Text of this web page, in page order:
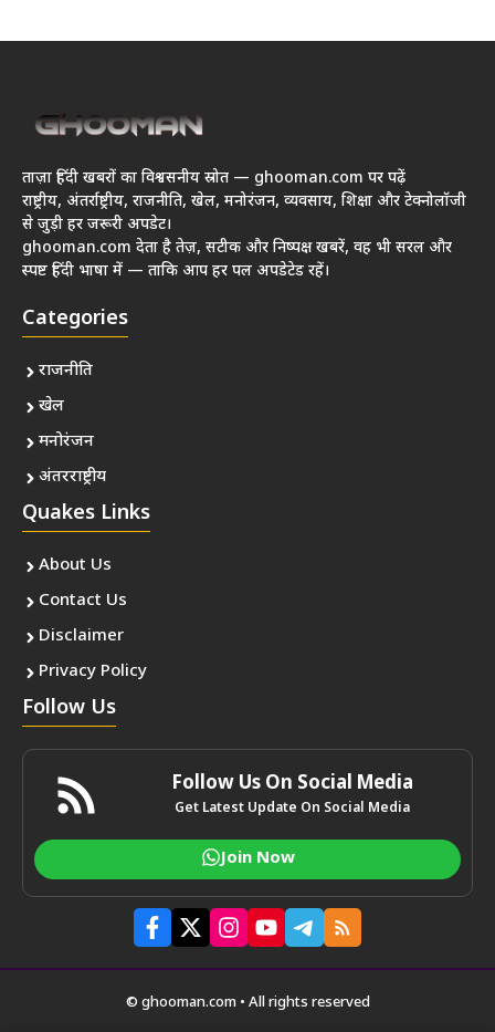
ताज़ा हिंदी खबरों का विश्वसनीय स्रोत — ghooman.com पर पढ़ें
राष्ट्रीय, अंतर्राष्ट्रीय, राजनीति, खेल, मनोरंजन, व्यवसाय, शिक्षा और टेक्नोलॉजी
से जुड़ी हर जरूरी अपडेट।
ghooman.com देता है तेज़, सटीक और निष्पक्ष खबरें, वह भी सरल और
स्पष्ट हिंदी भाषा में — ताकि आप हर पल अपडेटेड रहें।
Categories
राजनीति
खेल
मनोरंजन
अंतरराष्ट्रीय
Quakes Links
About Us
Contact Us
Disclaimer
Privacy Policy
Follow Us
Follow Us On Social Media
Get Latest Update On Social Media
Join Now
© ghooman.com • All rights reserved